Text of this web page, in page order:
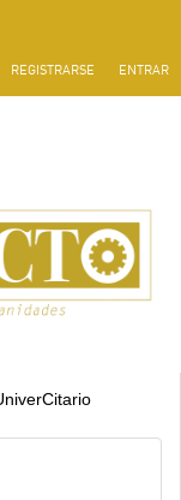
REGISTRARSE ENTRAR